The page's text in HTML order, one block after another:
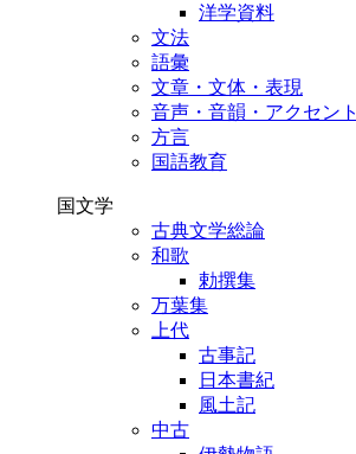
洋学資料
文法
語彙
文章・文体・表現
音声・音韻・アクセント
方言
国語教育
国文学
古典文学総論
和歌
勅撰集
万葉集
上代
古事記
日本書紀
風土記
中古